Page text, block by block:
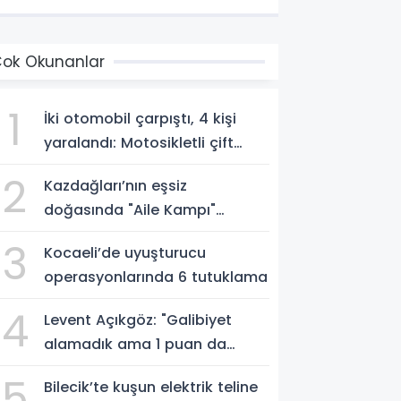
Okunanlar
1
İki otomobil çarpıştı, 4 kişi
yaralandı: Motosikletli çift
2
Kazdağları’nın eşsiz
doğasında "Aile Kampı"
3
Kocaeli’de uyuşturucu
operasyonlarında 6 tutuklama
4
Levent Açıkgöz: "Galibiyet
alamadık ama 1 puan da
Bilecik’te kuşun elektrik teline